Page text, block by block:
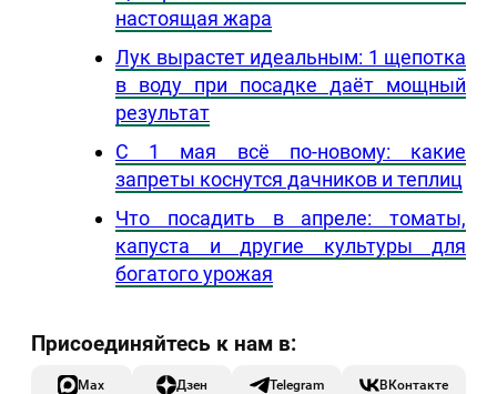
настоящая жара
Лук вырастет идеальным: 1 щепотка
в воду при посадке даёт мощный
результат
С 1 мая всё по-новому: какие
запреты коснутся дачников и теплиц
Что посадить в апреле: томаты,
капуста и другие культуры для
богатого урожая
Max Дзен Telegram ВКонтакте